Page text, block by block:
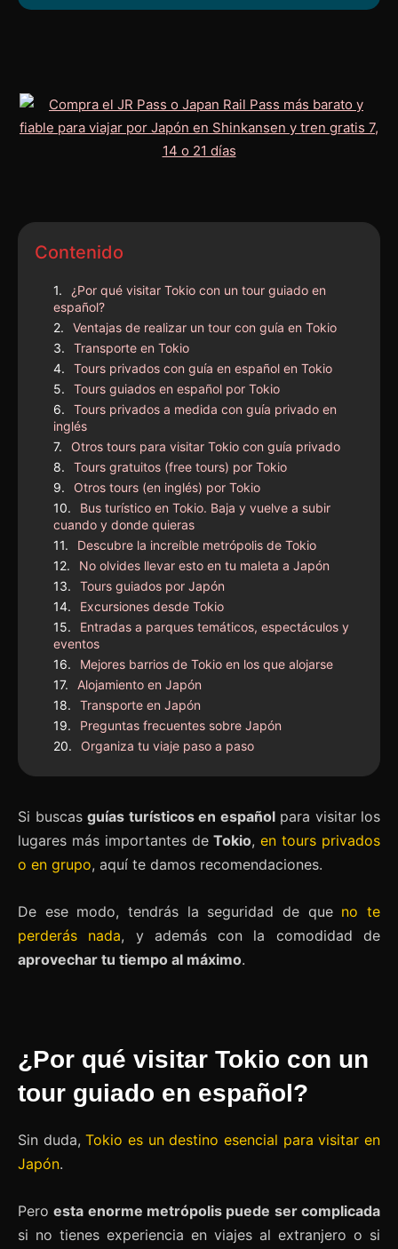
Contenido
¿Por qué visitar Tokio con un tour guiado en
español?
Ventajas de realizar un tour con guía en Tokio
Transporte en Tokio
Tours privados con guía en español en Tokio
Tours guiados en español por Tokio
Tours privados a medida con guía privado en
inglés
Otros tours para visitar Tokio con guía privado
Tours gratuitos (free tours) por Tokio
Otros tours (en inglés) por Tokio
Bus turístico en Tokio. Baja y vuelve a subir
cuando y donde quieras
Descubre la increíble metrópolis de Tokio
No olvides llevar esto en tu maleta a Japón
Tours guiados por Japón
Excursiones desde Tokio
Entradas a parques temáticos, espectáculos y
eventos
Mejores barrios de Tokio en los que alojarse
Alojamiento en Japón
Transporte en Japón
Preguntas frecuentes sobre Japón
Organiza tu viaje paso a paso
Si buscas guías turísticos en españolpara visitar los
lugares más importantes deTokio,en tours privados
o en grupo, aquí te damos recomendaciones.
De ese modo, tendrás la seguridad de que no te
perderás nada, y además con la comodidad de
aprovechar tu tiempo al máximo.
¿Por qué visitar Tokio con un
tour guiado en español?
Sin duda,Tokio es un destino esencial para visitar en
Japón.
Peroesta enorme metrópolis puede ser complicada
si no tienes experiencia en viajes al extranjero o si